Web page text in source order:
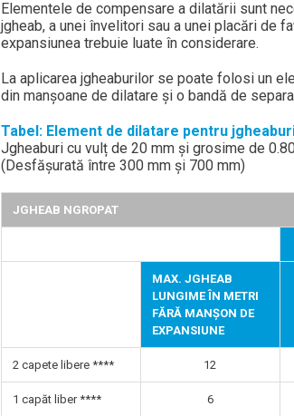
Elementele de compensare a dilatării sunt
jgheab, a unei învelitori sau a unei placări de
expansiunea trebuie luate în considerare.
La aplicarea jgheaburilor se poate folosi un
din manșoane de dilatare şi o bandă de
Tabel: Element de dilatare pentru
Jgheaburi cu vulț de 20 mm și grosime de
(Desfășurată între 300 mm și 700 mm)
JGHEAB NGROPAT
MAX. JGHEAB
LUNGIME ÎN METRI
FĂRĂ MANȘON DE
EXPANSIUNE
2 capete libere **** 12
1 capăt liber **** 6